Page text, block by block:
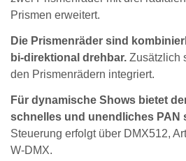
Prismen erweitert.
Die Prismenräder sind
bi-direktional drehbar. Zusätzlich
den Prismenrädern integriert.
Für dynamische Shows bietet
schnelles und unendliches PAN
Steuerung erfolgt über DMX512,
W-DMX.